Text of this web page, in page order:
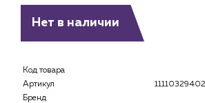
Снабженцам и подрядным организациям
Нет в наличии
Код товара
Артикул
Бренд